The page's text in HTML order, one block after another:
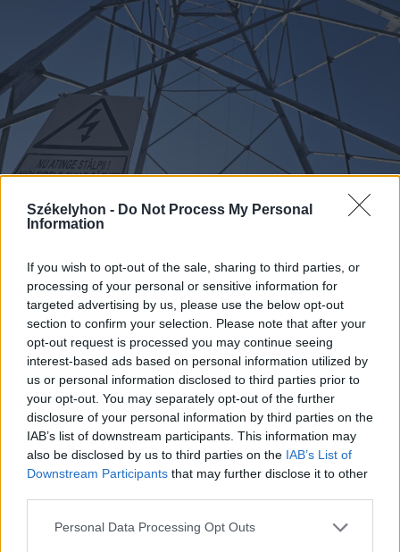
Székelyhon - Do Not Process My Personal
Information
If you wish to opt-out of the sale, sharing to third parties, or
processing of your personal or sensitive information for
targeted advertising by us, please use the below opt-out
section to confirm your selection. Please note that after your
opt-out request is processed you may continue seeing
interest-based ads based on personal information utilized by
us or personal information disclosed to third parties prior to
your opt-out. You may separately opt-out of the further
disclosure of your personal information by third parties on the
IAB’s list of downstream participants. This information may
also be disclosed by us to third parties on the IAB’s List of
Downstream Participants that may further disclose it to other
Personal Data Processing Opt Outs
2026. augusztus 06., csütörtök
enyhítéséről szóló intézkedéseket
fogadott el a kormány